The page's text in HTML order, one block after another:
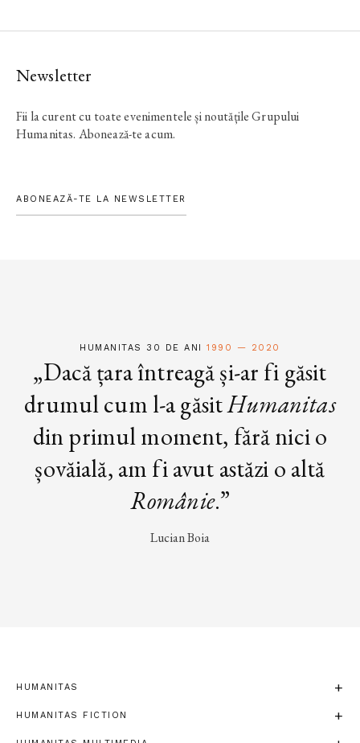
Newsletter
Fii la curent cu toate evenimentele și noutățile Grupului
Humanitas. Abonează-te acum.
ABONEAZĂ-TE LA NEWSLETTER
HUMANITAS 30 DE ANI1990 — 2020
„Dacă țara întreagă și-ar fi găsit
drumul cum l-a găsitHumanitas
din primul moment, fără nici o
șovăială, am fi avut astăzi o altă
Românie.”
Lucian Boia
HUMANITAS
HUMANITAS FICTION